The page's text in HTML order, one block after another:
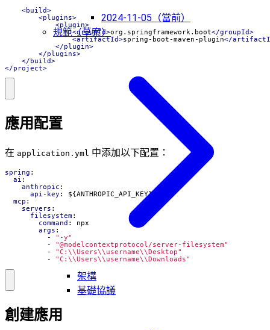
2024-11-05（當前）
規範（草案）
架構
基礎協議
<build>
<plugins>
<plugin>
<groupId>org.springframework.boot</groupId>
<artifactId>spring-boot-maven-plugin</
</plugin>
</plugins>
</build>
</project>
應用配置
在 application.yml 中添加以下配置：
spring :
ai :
anthropic :
api-key :
${ANTHROPIC_API_KEY}
mcp :
servers :
filesystem:
command :
npx
args :
- "-y"
- "@modelcontextprotocol/server-filesystem"
- "C:\\Users\\username\\Desktop"
- "C:\\Users\\username\\Downloads"
創建應用